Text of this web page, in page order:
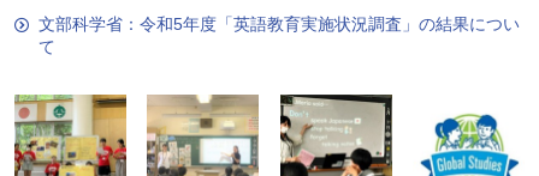
文部科学省：令和5年度「英語教育実施状況調査」の結果につい
て